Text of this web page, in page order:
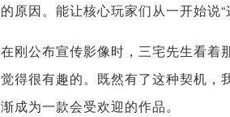
的原因。能让核心玩家们从一开始说
在刚公布宣传影像时，三宅先生看着
觉得很有趣的。既然有了这种契机，
渐成为一款会受欢迎的作品。